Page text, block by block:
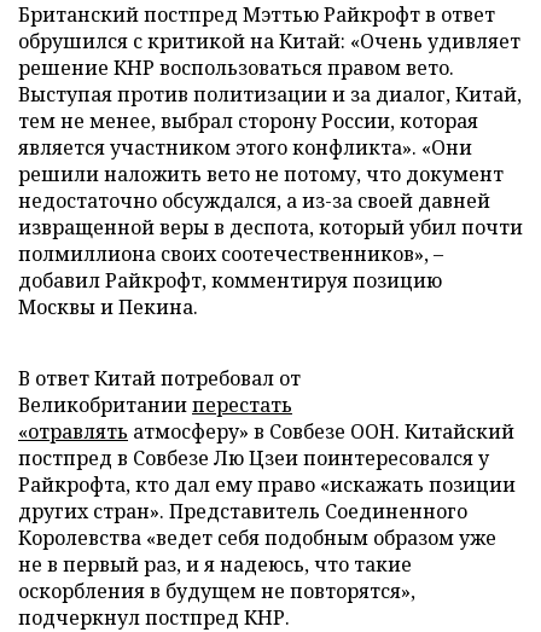
Британский постпред Мэттью Райкрофт в ответ
обрушился с критикой на Китай: «Очень удивляет
решение КНР воспользоваться правом вето.
Выступая против политизации и за диалог, Китай,
тем не менее, выбрал сторону России, которая
является участником этого конфликта». «Они
решили наложить вето не потому, что документ
недостаточно обсуждался, а из-за своей давней
извращенной веры в деспота, который убил почти
полмиллиона своих соотечественников», –
добавил Райкрофт, комментируя позицию
Москвы и Пекина.
В ответ Китай потребовал от
Великобританииперестать
«отравлять атмосферу» в Совбезе ООН. Китайский
постпред в Совбезе Лю Цзеи поинтересовался у
Райкрофта, кто дал ему право «искажать позиции
других стран». Представитель Соединенного
Королевства «ведет себя подобным образом уже
не в первый раз, и я надеюсь, что такие
оскорбления в будущем не повторятся»,
подчеркнул постпред КНР.